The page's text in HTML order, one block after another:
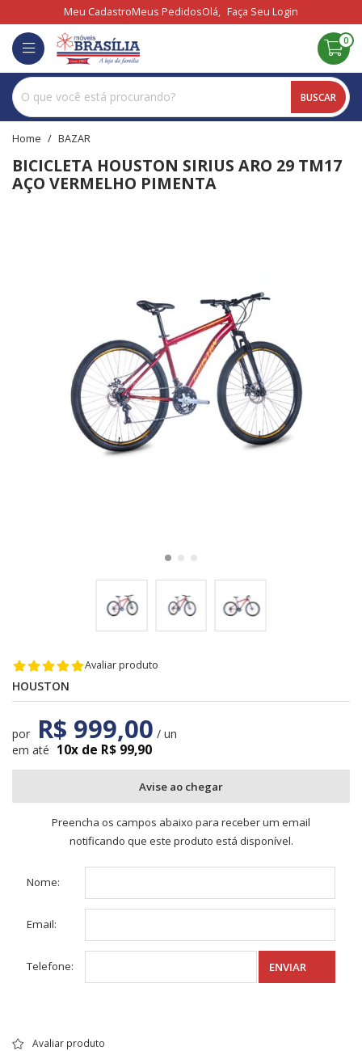
Meu CadastroMeus PedidosOlá, Faça Seu Login
BUSCAR
0
home BAZAR
BICICLETA HOUSTON SIRIUS ARO 29 TM17
AÇO VERMELHO PIMENTA
Avaliar produto
HOUSTON
por R$ 999,00 / un
em até 10x de R$ 99,90
Avise ao chegar
Preencha os campos abaixo para receber um email
notificando que este produto está disponível.
Nome:
Email:
Telefone: ENVIAR
Avaliar produto